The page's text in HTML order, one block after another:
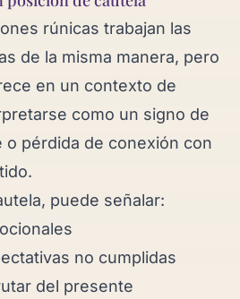
rúnicas trabajan las
de la misma manera, pero
en un contexto de
como un signo de
o pérdida de conexión con
puede señalar:
no cumplidas
del presente